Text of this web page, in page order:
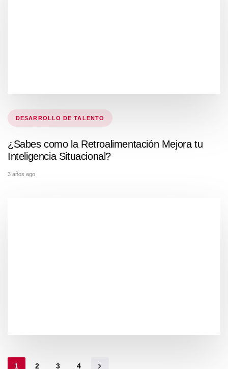
Tags
DESARROLLO DE TALENTO
¿Sabes como la Retroalimentación Mejora tu
Inteligencia Situacional?
3 años ago
1 2 3 4